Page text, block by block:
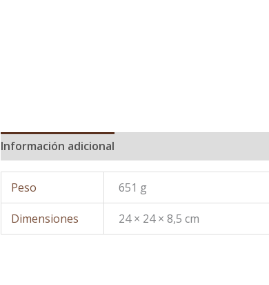
Información adicional
Peso 651 g
Dimensiones 24 × 24 × 8,5 cm